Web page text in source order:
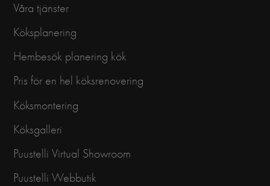
Våra tjänster
Köksplanering
Hembesök planering kök
Pris för en hel köksrenovering
Köksmontering
Köksgalleri
Puustelli Virtual Showroom
Puustelli Webbutik